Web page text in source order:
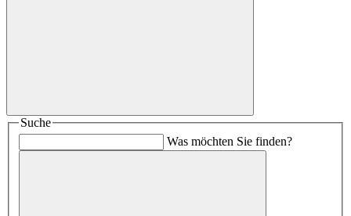
Suche
Was möchten Sie finden?